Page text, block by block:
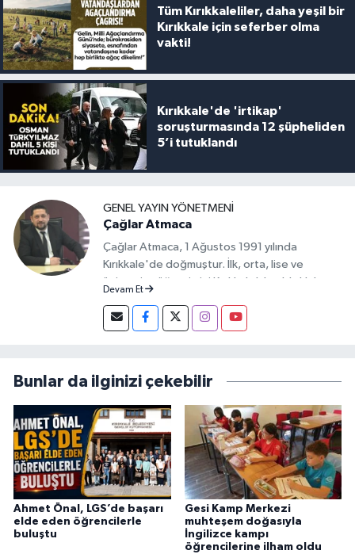
Tüm Kırıkkaleliler, daha yeşil bir
Kırıkkale için seferber olma
vakti!
Kırıkkale'de 'irtikap'
soruşturmasında 12 şüpheliden
5’i tutuklandı
GENEL YAYIN YÖNETMENI
Çağlar Atmaca
Çağlar Atmaca, 1 Ağustos 1991 yılında
Kırıkkale'de doğmuştur. İlk, orta, lise ve
üniversite öğrenimini Kırıkkale'de aldı. Halen
Fakültesi, Siyaset Bilimi ve Kamu Yönetimi
öğrencisi olan Çağlar Atmaca, 2016 yılından
Devam Et
Bunlar da ilginizi çekebilir
Ahmet Önal, LGS’de başarı
elde eden öğrencilerle
buluştu
Gesi Kamp Merkezi
muhteşem doğasıyla
İngilizce kampı
öğrencilerine ilham oldu